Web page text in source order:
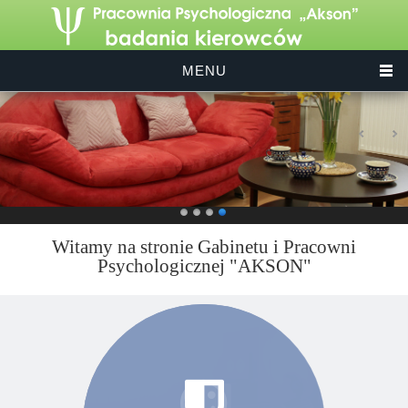
MENU
Witamy na stronie Gabinetu i Pracowni
Psychologicznej "AKSON"